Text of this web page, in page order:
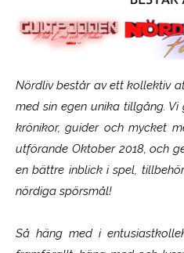
Nördliv består av ett kollektiv
med sin egen unika tillgång. Vi
krönikor, guider och mycket
utförande Oktober 2018, och
en bättre inblick i spel,
nördiga spörsmål!
Så häng med i